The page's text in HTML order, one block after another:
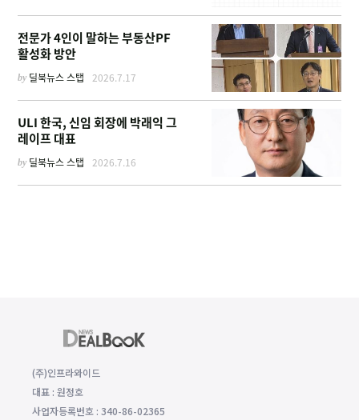
전문가 4인이 말하는 부동산PF
활성화 방안
by 딜북뉴스 스탭 2026.7.17
ULI 한국, 신임 회장에 박래익 그
레이프 대표
by 딜북뉴스 스탭 2026.7.16
(주)인프라와이드
대표 : 원정호
사업자등록번호 : 340-86-02365